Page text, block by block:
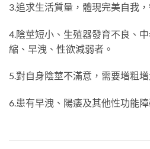
3.追求生活質量，體現完美自我
4.陰莖短小、生殖器發育不良、
縮、早洩、性欲減弱者。
5.對自身陰莖不滿意，需要增粗
6.患有早洩、陽痿及其他性功能